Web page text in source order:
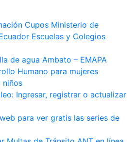
Cupos Ministerio de
Escuelas y Colegios
de agua Ambato – EMAPA
Humano para mujeres
niños
Ingresar, registrar o actualizar
para ver gratis las series de